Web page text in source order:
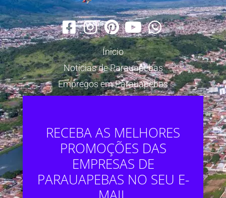
Ínicio
Notícias de Parauapebas
Empregos em Parauapebas
RECEBA AS MELHORES
PROMOÇÕES DAS
EMPRESAS DE
PARAUAPEBAS NO SEU E-